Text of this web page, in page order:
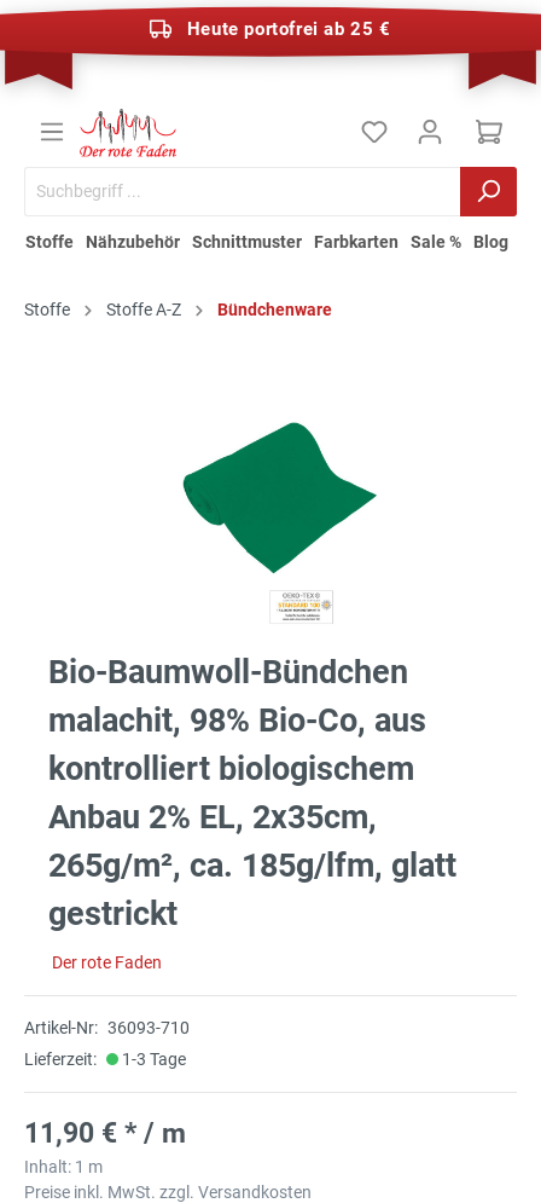
Heute portofrei ab 25 €
Stoffe Nähzubehör Schnittmuster Farbkarten Sale % Blog
Stoffe Stoffe A-Z Bündchenware
Bio-Baumwoll-Bündchen
malachit, 98% Bio-Co, aus
kontrolliert biologischem
Anbau 2% EL, 2x35cm,
265g/m², ca. 185g/lfm, glatt
gestrickt
Der rote Faden
Artikel-Nr: 36093-710
Lieferzeit:
1-3 Tage
11,90 € * / m
Inhalt: 1 m
Preise inkl. MwSt. zzgl. Versandkosten